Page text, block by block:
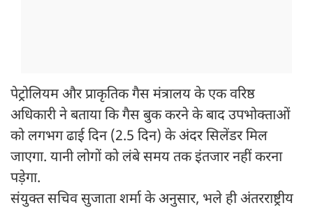
पेट्रोलियम और प्राकृतिक गैस मंत्रालय के एक वरिष्ठ
अधिकारी ने बताया कि गैस बुक करने के बाद उपभोक्ताओं
को लगभग ढाई दिन (2.5 दिन) के अंदर सिलेंडर मिल
जाएगा. यानी लोगों को लंबे समय तक इंतजार नहीं करना
पड़ेगा.
संयुक्त सचिव सुजाता शर्मा के अनुसार, भले ही अंतरराष्ट्रीय